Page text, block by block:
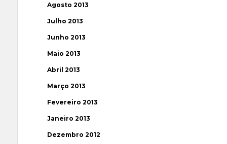
Agosto 2013
Julho 2013
Junho 2013
Maio 2013
Abril 2013
Março 2013
Fevereiro 2013
Janeiro 2013
Dezembro 2012